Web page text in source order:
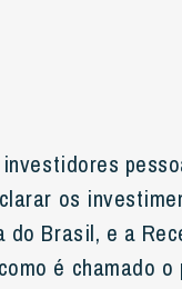
os
do Brasil, e a
é chamado